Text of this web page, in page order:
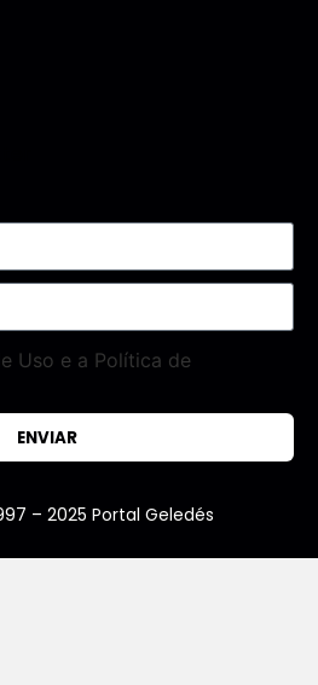
Uso e a Política de
ENVIAR
– 2025 Portal Geledés